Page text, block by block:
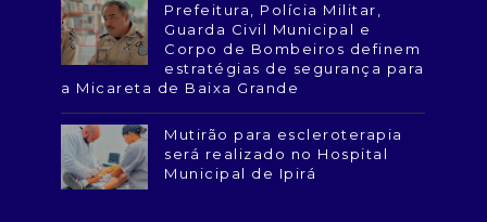
Prefeitura, Polícia Militar,
Guarda Civil Municipal e
Corpo de Bombeiros definem
estratégias de segurança para
a Micareta de Baixa Grande
Mutirão para escleroterapia
será realizado no Hospital
Municipal de Ipirá